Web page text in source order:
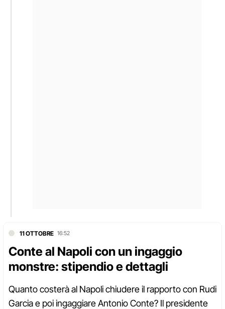
11 OTTOBRE 16:52
Conte al Napoli con un ingaggio
monstre: stipendio e dettagli
Quanto costerà al Napoli chiudere il rapporto con Rudi
Garcia e poi ingaggiare Antonio Conte? Il presidente